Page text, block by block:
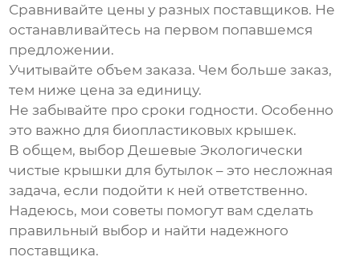
Сравнивайте цены у разных поставщиков. Не
останавливайтесь на первом попавшемся
предложении.
Учитывайте объем заказа. Чем больше заказ,
тем ниже цена за единицу.
Не забывайте про сроки годности. Особенно
это важно для биопластиковых крышек.
В общем, выборДешевые Экологически
чистые крышки для бутылок – это несложная
задача, если подойти к ней ответственно.
Надеюсь, мои советы помогут вам сделать
правильный выбор и найти надежного
поставщика.